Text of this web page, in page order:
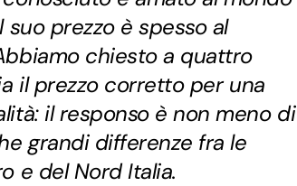
prezzo è spesso al
chiesto a quattro
il prezzo corretto per una
il responso è non meno di
grandi differenze fra le
e del Nord Italia.